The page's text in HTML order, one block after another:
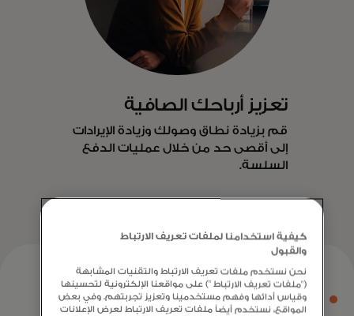
تعزيز أرباحك الصافية
قم بزيادة نطاق وصولك وزيادة الإيرادات
إلى أقصى حد من خلال عمليات الدفع
السلسة.
خدمات الدفع عند الخروج
كيفية استخدامنا لملفات تعريف الارتباط
والقبول
نحن نستخدم ملفات تعريف الارتباط والتقنيات المشابهة
("ملفات تعريف الارتباط ") على مواقعنا الإلكترونية لتحسينها
وقياس أدائها وفهم مستخدمينا وتعزيز تجربتهم. وفي بعض
المواقع، نستخدم أيضاً ملفات تعريف الارتباط لعرض الإعلانات